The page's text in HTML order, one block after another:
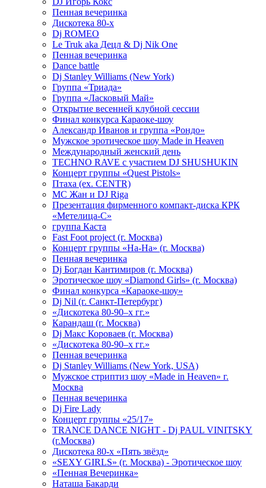
Пенная вечеринка
Дискотека 80-х
Dj ROMEO
Le Truk aka Децл & Dj Nik One
Пенная вечеринка
Dance battle
Dj Stanley Williams (New York)
Группа «Триада»
Группа «Ласковый Май»
Открытие весенней клубной сессии
Финал конкурса Караоке-шоу
Александр Иванов и группа «Рондо»
Мужское эротическое шоу Made in Heaven
Международный женский день
TECHNO RAVE с участием DJ SHUSHUKIN
Концерт группы «Quest Pistols»
Птаха (ex. CENTR)
МС Жан и DJ Riga
Презентация фирменного компакт-диска КРК
«Метелица-С»
группа Каста
Fast Foot project (г. Москва)
Концерт группы «На-На» (г. Москва)
Пенная вечеринка
Dj Богдан Кантимиров (г. Москва)
Эротическое шоу «Diamond Girls» (г. Москва)
Финал конкурса «Караоке-шоу»
Dj Nil (г. Санкт-Петербург)
«Дискотека 80-90–х гг.»
Карандаш (г. Москва)
Dj Макс Короваев (г. Москва)
«Дискотека 80-90–х гг.»
Пенная вечеринка
Dj Stanley Williams (New York, USA)
Мужское стриптиз шоу «Made in Heaven» г.
Москва
Пенная вечеринка
Dj Fire Lady
Концерт группы «25/17»
TRANCE DANCE NIGHT - Dj PAUL VINITSKY
(г.Москва)
Дискотека 80-х «Пять звёзд»
«SEXY GIRLS» (г. Москва) - Эротическое шоу
«Пенная Вечеринка»
Hаташа Бакарди